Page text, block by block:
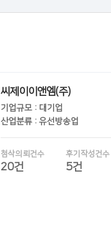
씨제이이앤엠(주)
기업규모 : 대기업
산업분류 : 유선방송업
첨삭의뢰건수
20건
후기작성건수
5건